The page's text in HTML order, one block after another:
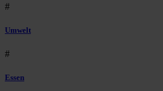
#
Umwelt
#
Essen